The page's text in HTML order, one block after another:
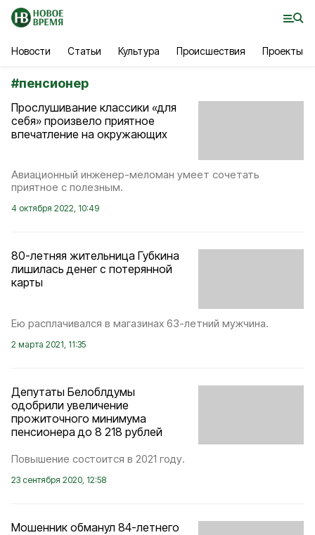
Новости Статьи Культура Происшествия Проекты
#пенсионер
Прослушивание классики «для
себя» произвело приятное
впечатление на окружающих
Авиационный инженер-меломан умеет сочетать
приятное с полезным.
4 октября 2022, 10:49
80-летняя жительница Губкина
лишилась денег с потерянной
карты
Ею расплачивался в магазинах 63-летний мужчина.
2 марта 2021, 11:35
Депутаты Белоблдумы
одобрили увеличение
прожиточного минимума
пенсионера до 8 218 рублей
Повышение состоится в 2021 году.
23 сентября 2020, 12:58
Мошенник обманул 84-летнего